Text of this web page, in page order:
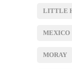
LITTLE
MEXICO
MORAY